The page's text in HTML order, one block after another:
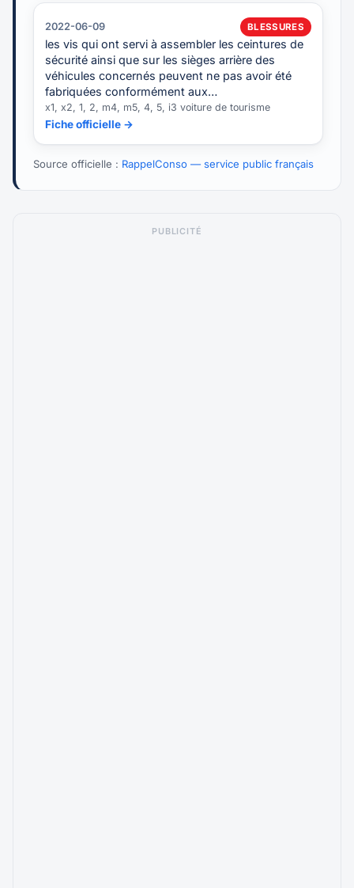
2022-06-09 BLESSURES
les vis qui ont servi à assembler les ceintures de
sécurité ainsi que sur les sièges arrière des
véhicules concernés peuvent ne pas avoir été
fabriquées conformément aux…
x1, x2, 1, 2, m4, m5, 4, 5, i3 voiture de tourisme
Fiche officielle →
Source officielle : RappelConso — service public français
PUBLICITÉ